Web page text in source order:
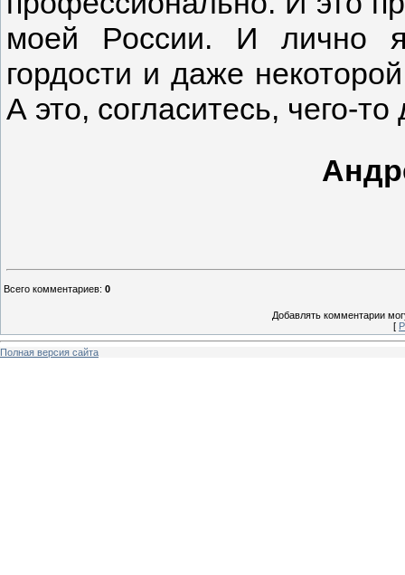
моей России. И лично
гордости и даже
А это, согласитесь, чего-
Всего комментариев: 0
Добавлять комментарии
[
Полная версия сайта